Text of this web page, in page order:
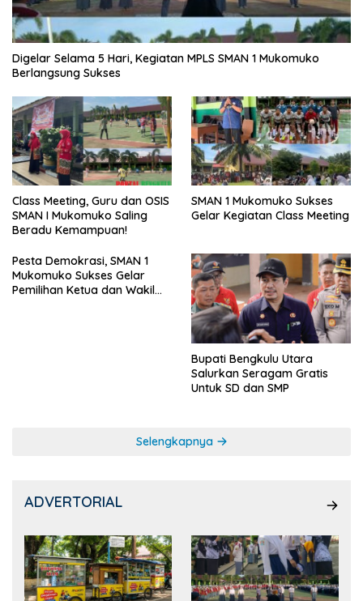
Digelar Selama 5 Hari, Kegiatan MPLS SMAN 1 Mukomuko
Berlangsung Sukses
Class Meeting, Guru dan OSIS
SMAN I Mukomuko Saling
Beradu Kemampuan!
SMAN 1 Mukomuko Sukses
Gelar Kegiatan Class Meeting
Pesta Demokrasi, SMAN 1
Mukomuko Sukses Gelar
Pemilihan Ketua dan Wakil
Bupati Bengkulu Utara
Salurkan Seragam Gratis
Untuk SD dan SMP
Selengkapnya
ADVERTORIAL